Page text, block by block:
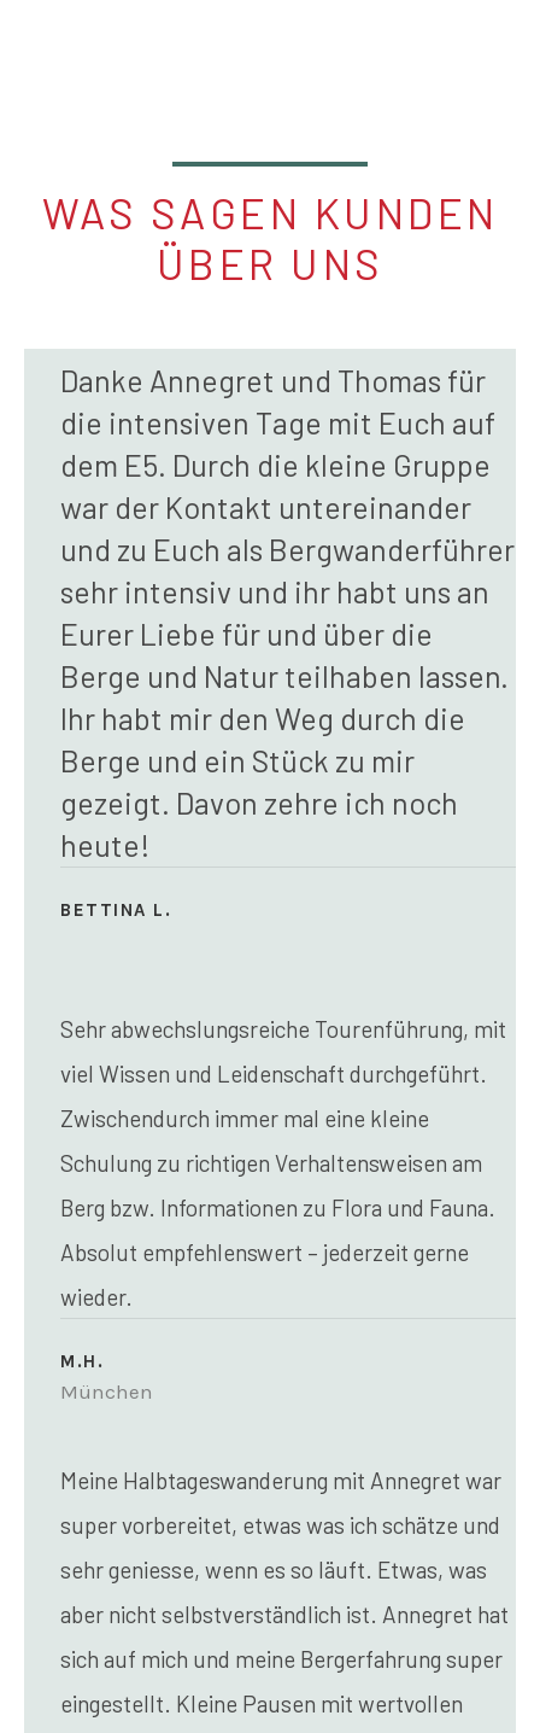
WAS SAGEN KUNDEN
ÜBER UNS
Danke Annegret und Thomas für
die intensiven Tage mit Euch auf
dem E5. Durch die kleine Gruppe
war der Kontakt untereinander
und zu Euch als Bergwanderführer
sehr intensiv und ihr habt uns an
Eurer Liebe für und über die
Berge und Natur teilhaben lassen.
Ihr habt mir den Weg durch die
Berge und ein Stück zu mir
gezeigt. Davon zehre ich noch
heute!
BETTINA L.
Sehr abwechslungsreiche Tourenführung, mit
viel Wissen und Leidenschaft durchgeführt.
Zwischendurch immer mal eine kleine
Schulung zu richtigen Verhaltensweisen am
Berg bzw. Informationen zu Flora und Fauna.
Absolut empfehlenswert – jederzeit gerne
wieder.
M.H.
München
Meine Halbtageswanderung mit Annegret war
super vorbereitet, etwas was ich schätze und
sehr geniesse, wenn es so läuft. Etwas, was
aber nicht selbstverständlich ist. Annegret hat
sich auf mich und meine Bergerfahrung super
eingestellt. Kleine Pausen mit wertvollen